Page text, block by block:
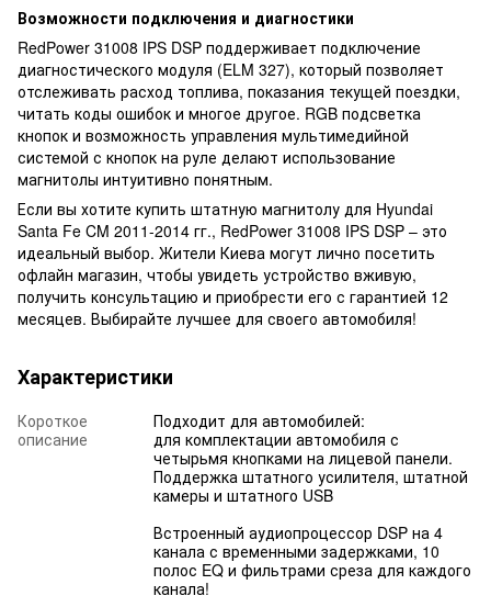
Возможности подключения и диагностики
RedPower 31008 IPS DSP поддерживает подключение
диагностического модуля (ELM 327), который позволяет
отслеживать расход топлива, показания текущей поездки,
читать коды ошибок и многое другое. RGB подсветка
кнопок и возможность управления мультимедийной
системой с кнопок на руле делают использование
магнитолы интуитивно понятным.
Если вы хотите купить штатную магнитолу для Hyundai
Santa Fe CM 2011-2014 гг., RedPower 31008 IPS DSP – это
идеальный выбор. Жители Киева могут лично посетить
офлайн магазин, чтобы увидеть устройство вживую,
получить консультацию и приобрести его с гарантией 12
месяцев. Выбирайте лучшее для своего автомобиля!
Характеристики
Короткое
описание
Подходит для автомобилей:
для комплектации автомобиля с
четырьмя кнопками на лицевой панели.
Поддержка штатного усилителя, штатной
камеры и штатного USB
Встроенный аудиопроцессор DSP на 4
канала с временными задержками, 10
полос EQ и фильтрами среза для каждого
канала!